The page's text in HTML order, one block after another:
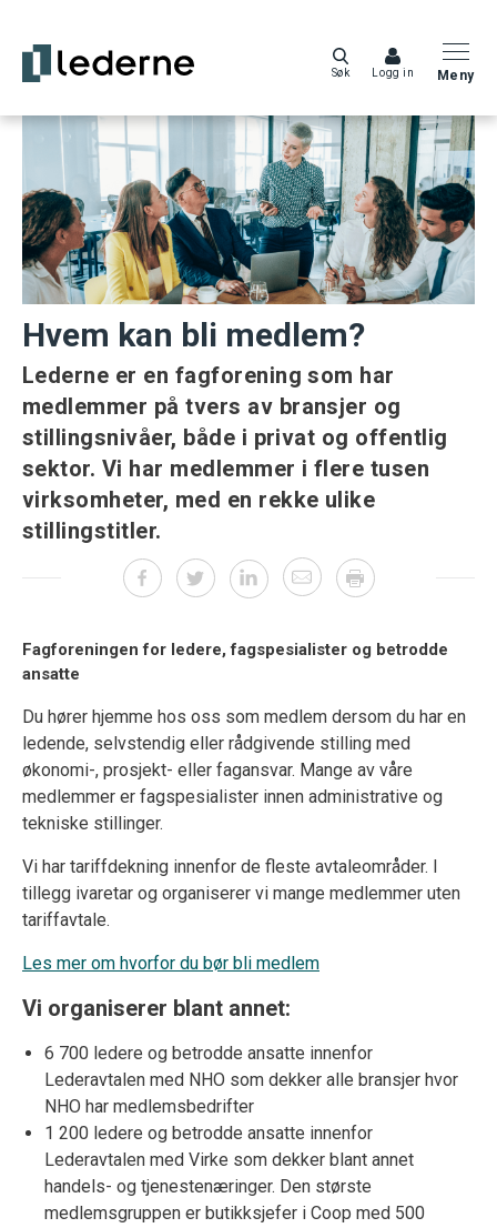
Søk Logg in Meny
Hvem kan bli medlem?
Lederne er en fagforening som har
medlemmer på tvers av bransjer og
stillingsnivåer, både i privat og offentlig
sektor. Vi har medlemmer i flere tusen
virksomheter, med en rekke ulike
stillingstitler.
Fagforeningen for ledere, fagspesialister og betrodde
ansatte
Du hører hjemme hos oss som medlem dersom du har en
ledende, selvstendig eller rådgivende stilling med
økonomi-, prosjekt- eller fagansvar. Mange av våre
medlemmer er fagspesialister innen administrative og
tekniske stillinger.
Vi har tariffdekning innenfor de fleste avtaleområder. I
tillegg ivaretar og organiserer vi mange medlemmer uten
tariffavtale.
Les mer om hvorfor du bør bli medlem
Vi organiserer blant annet:
6 700 ledere og betrodde ansatte innenfor
Lederavtalen med NHO som dekker alle bransjer hvor
NHO har medlemsbedrifter
1 200 ledere og betrodde ansatte innenfor
Lederavtalen med Virke som dekker blant annet
handels- og tjenestenæringer. Den største
medlemsgruppen er butikksjefer i Coop med 500